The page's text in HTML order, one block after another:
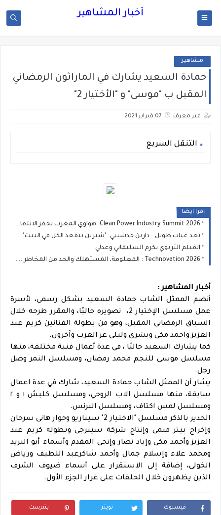
أخبار المشاهير
مشاهير
حمادة السعيد يشارك في الماراثون الرمضاني
المقبل ب "موسى" و "الأختيار 2"
غير معرف 07 فبراير 2021
التنقل السريع
اقرا ايضا
Clean Power Industry Summit 2026: هواوي المغرب تحفز الانتقال الطاقي الصناعي في المغرب
بعد غياب طويل.. دارين حدشيتي: "شيرين بتقعد الكل في البيت".. وفضل شاكر يستحق البراءة
الفيلم التربوي يكرم السليماني وعدلي
Technovation 2026 : المعلومة، المستهلك والحد من المخاطر ... المواطن في صلب السياسات الصحية
أخبار المشاهير :
أنضم الممثل الشاب حمادة السعيد بشكل رسمى، لأسرة
عمل مسلسل الإختيار 2، تصويره حاليًا، والمقرر طرحه خلال
السباق الرمضاني المقبل، وهو من بطولة الفنانين كريم عبد
العزيز واحمد مكى وبشرى وليلى عز العرب وآخرون.
كما يشارك السعيد حاليًا ، في عدة أعمال فنية مختلفة، منها
مسلسل موسى للنجم محمد رمضان، ومسلسل النمر وضل
رجل.
يشار أن الممثل الشاب حمادة السعيد، شارك في عدة اعمال
سابقة، منها مسلسل الاب الروحي، ومسلسل كلبش ١ و ٢
ومسلسل لمس اكتاف، ومسلسل البرنس.
الجدير بالذكر مسلسل "الاختيار 2" سيناريو وحوار هانى سرحان
وإخراج بيتر ميمى وإنتاج شركة سينرجى وبطولة كريم عبد
العزيز وأحمد مكى وإياد نصار وإنجى المقدم وأسماء أبو اليزيد
ومحمد علاء وإسلام جمال وأحمد شاكرعبد اللطيف ورياض
الخولى، إضافة إلى الاستقرار على أسماء ضيوف الشرف
الذين يظهرون خلال الحلقات على غرار الجزء الأول.
فيسبوك تويتر بنترست